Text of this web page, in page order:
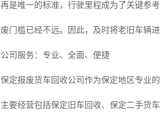
再是唯一的标准，行驶里程成为了关键参
废门槛已经不远。因此，及时将老旧车辆
公司服务：专业、全面、便捷
保定报废货车回收公司作为保定地区专业
主要经营包括保定旧车回收、保定二手货